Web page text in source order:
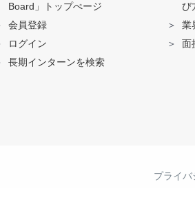
Board」トップぺージ
会員登録
ログイン
長期インターンを検索
び
業
面
プライバ